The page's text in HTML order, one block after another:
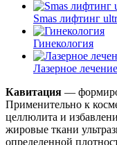
Smas лифтинг
Гинекология
Лазерное лечение
Кавитация —
Применительно к
целлюлита и
жировые ткани
определенной